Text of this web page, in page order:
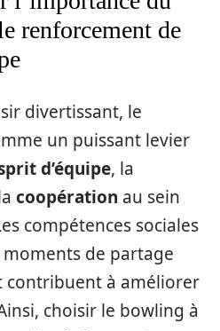
renforcement de
divertissant, le
un puissant levier
d’équipe, la
coopération au sein
compétences sociales
moments de partage
contribuent à améliorer
choisir le bowling à